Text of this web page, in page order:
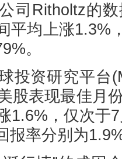
Ritholtz的数
平均上涨1.3%
。
资研究平台
股表现最佳月
1.6%，仅次于
报率分别为